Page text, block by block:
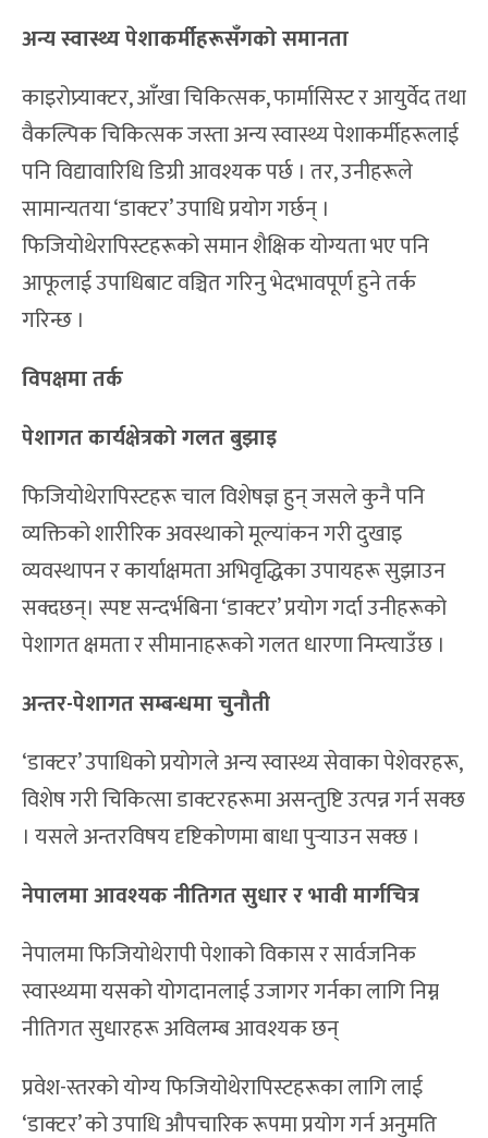
अन्य स्वास्थ्य पेशाकर्मीहरूसँगको समानता
काइरोप्र्याक्टर, आँखा चिकित्सक, फार्मासिस्ट र आयुर्वेद तथा
वैकल्पिक चिकित्सक जस्ता अन्य स्वास्थ्य पेशाकर्मीहरूलाई
पनि विद्यावारिधि डिग्री आवश्यक पर्छ । तर, उनीहरूले
सामान्यतया ‘डाक्टर’ उपाधि प्रयोग गर्छन् ।
फिजियोथेरापिस्टहरूको समान शैक्षिक योग्यता भए पनि
आफूलाई उपाधिबाट वञ्चित गरिनु भेदभावपूर्ण हुने तर्क
गरिन्छ ।
विपक्षमा तर्क
पेशागत कार्यक्षेत्रको गलत बुझाइ
फिजियोथेरापिस्टहरू चाल विशेषज्ञ हुन् जसले कुनै पनि
व्यक्तिको शारीरिक अवस्थाको मूल्यांकन गरी दुखाइ
व्यवस्थापन र कार्याक्षमता अभिवृद्धिका उपायहरू सुझाउन
सक्दछन्। स्पष्ट सन्दर्भबिना ‘डाक्टर’ प्रयोग गर्दा उनीहरूको
पेशागत क्षमता र सीमानाहरूको गलत धारणा निम्त्याउँछ ।
अन्तर-पेशागत सम्बन्धमा चुनौती
‘डाक्टर’ उपाधिको प्रयोगले अन्य स्वास्थ्य सेवाका पेशेवरहरू,
विशेष गरी चिकित्सा डाक्टरहरूमा असन्तुष्टि उत्पन्न गर्न सक्छ
। यसले अन्तरविषय दृष्टिकोणमा बाधा पुर्‍याउन सक्छ ।
नेपालमा आवश्यक नीतिगत सुधार र भावी मार्गचित्र
नेपालमा फिजियोथेरापी पेशाको विकास र सार्वजनिक
स्वास्थ्यमा यसको योगदानलाई उजागर गर्नका लागि निम्न
नीतिगत सुधारहरू अविलम्ब आवश्यक छन्
प्रवेश-स्तरको योग्य फिजियोथेरापिस्टहरूका लागि लाई
‘डाक्टर’ को उपाधि औपचारिक रूपमा प्रयोग गर्न अनुमति